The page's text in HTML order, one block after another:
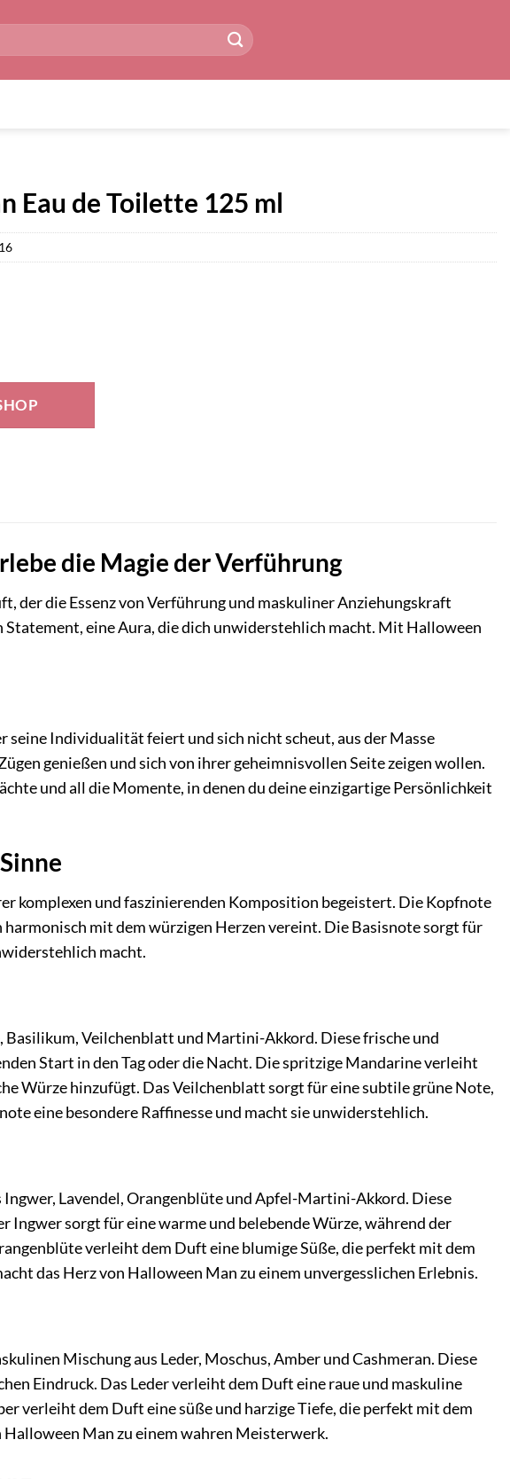
Eau de Toilette 125 ml
€.
die Magie der Verführung
der die Essenz von Verführung und maskuliner Anziehungskraft
eine Aura, die dich unwiderstehlich macht. Mit Halloween
Individualität feiert und sich nicht scheut, aus der Masse
genießen und sich von ihrer geheimnisvollen Seite zeigen wollen.
und all die Momente, in denen du deine einzigartige Persönlichkeit
komplexen und faszinierenden Komposition begeistert. Die Kopfnote
mit dem würzigen Herzen vereint. Die Basisnote sorgt für
macht.
Veilchenblatt und Martini-Akkord. Diese frische und
Start in den Tag oder die Nacht. Die spritzige Mandarine verleiht
Würze hinzufügt. Das Veilchenblatt sorgt für eine subtile grüne Note,
eine besondere Raffinesse und macht sie unwiderstehlich.
Lavendel, Orangenblüte und Apfel-Martini-Akkord. Diese
sorgt für eine warme und belebende Würze, während der
verleiht dem Duft eine blumige Süße, die perfekt mit dem
das Herz von Halloween Man zu einem unvergesslichen Erlebnis.
Mischung aus Leder, Moschus, Amber und Cashmeran. Diese
Eindruck. Das Leder verleiht dem Duft eine raue und maskuline
verleiht dem Duft eine süße und harzige Tiefe, die perfekt mit dem
Man zu einem wahren Meisterwerk.